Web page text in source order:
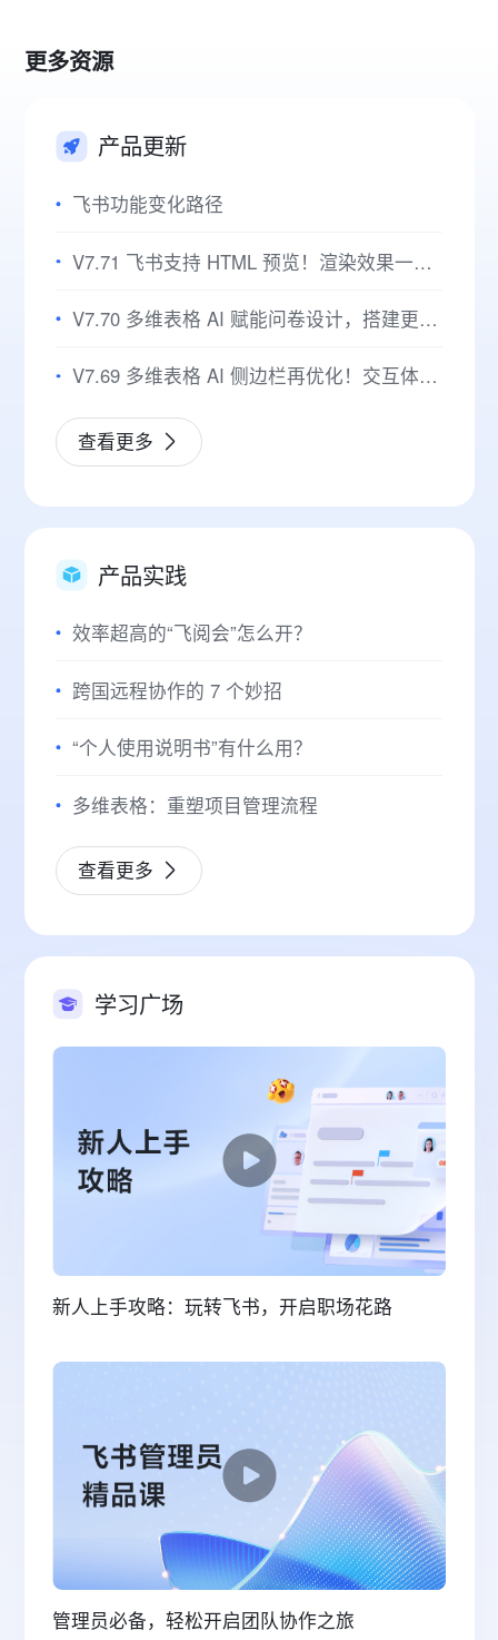
更多资源
产品更新
飞书功能变化路径
V7.71 飞书支持 HTML 预览！渲染效果一目了然，视图切换灵活高效！
V7.70 多维表格 AI 赋能问卷设计，搭建更省心，编辑更智能！
V7.69 多维表格 AI 侧边栏再优化！交互体验升级，办公事半功倍！
查看更多
产品实践
效率超高的“飞阅会”怎么开？
跨国远程协作的 7 个妙招
“个人使用说明书”有什么用？
多维表格：重塑项目管理流程
查看更多
学习广场
新人上手攻略：玩转飞书，开启职场花路
管理员必备，轻松开启团队协作之旅